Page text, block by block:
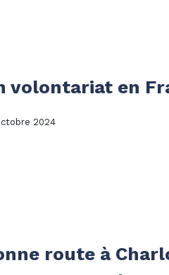
volontariat en
2024
route à